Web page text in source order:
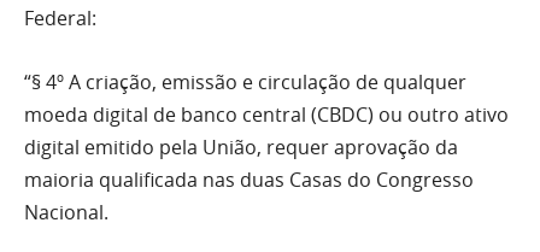
Federal:
“§ 4º A criação, emissão e circulação de qualquer
moeda digital de banco central (CBDC) ou outro ativo
digital emitido pela União, requer aprovação da
maioria qualificada nas duas Casas do Congresso
Nacional.